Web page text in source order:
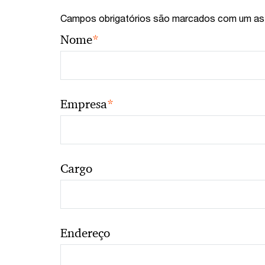
Campos obrigatórios são marcados com um
Nome*
Empresa*
Cargo
Endereço